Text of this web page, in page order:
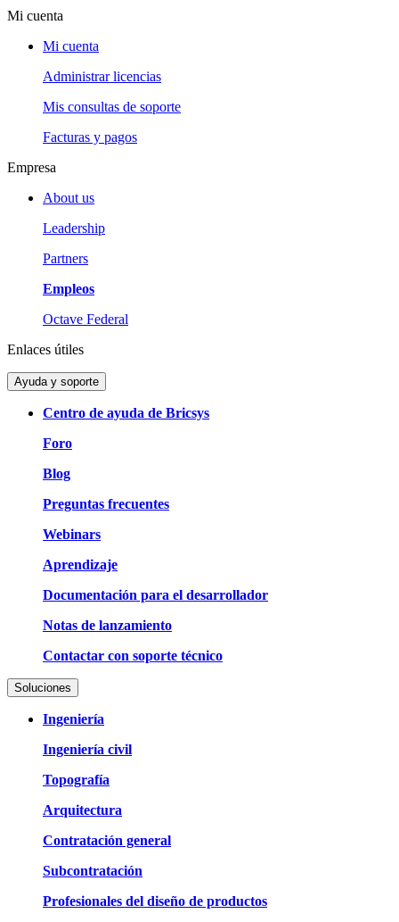
Mi cuenta
Mi cuenta
Administrar licencias
Mis consultas de soporte
Facturas y pagos
Empresa
About us
Leadership
Partners
Empleos
Octave Federal
Enlaces útiles
Ayuda y soporte
Centro de ayuda de Bricsys
Foro
Blog
Preguntas frecuentes
Webinars
Aprendizaje
Documentación para el desarrollador
Notas de lanzamiento
Contactar con soporte técnico
Soluciones
Ingeniería
Ingeniería civil
Topografía
Arquitectura
Contratación general
Subcontratación
Profesionales del diseño de productos